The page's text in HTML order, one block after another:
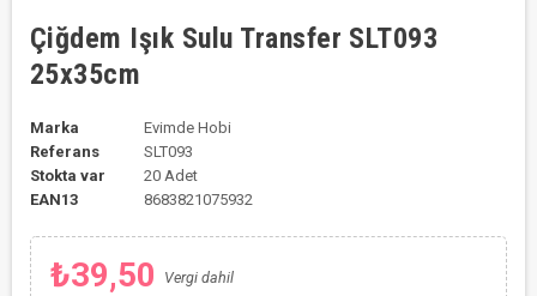
Çiğdem Işık Sulu Transfer SLT093
25x35cm
Marka
Evimde Hobi
Referans
SLT093
Stokta var
20 Adet
EAN13
8683821075932
₺39,50 Vergi dahil